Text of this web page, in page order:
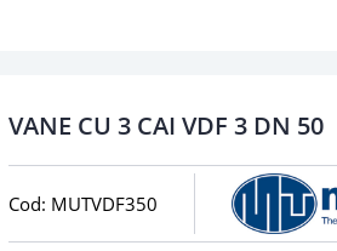
VANE CU 3 CAI VDF 3 DN 50
Cod: MUTVDF350